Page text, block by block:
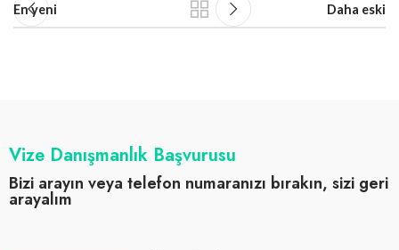
En yeni Daha eski
Vize Danışmanlık Başvurusu
Bizi arayın veya telefon numaranızı bırakın, sizi geri
arayalım